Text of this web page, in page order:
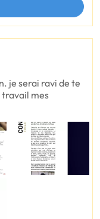
je serai ravi de te
mes